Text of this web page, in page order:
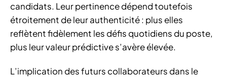
candidats. Leur pertinence dépend toutefois
étroitement de leur authenticité : plus elles
reflètent fidèlement les défis quotidiens du poste,
plus leur valeur prédictive s’avère élevée.
L’implication des futurs collaborateurs dans le